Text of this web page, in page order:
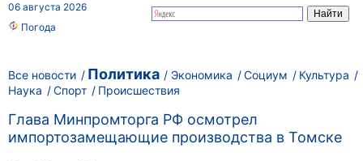
06 августа 2026
Погода
Все новости Политика Экономика Социум
Культура
Наука
Спорт Происшествия
Глава Минпромторга РФ осмотрел
импортозамещающие производства в Томске